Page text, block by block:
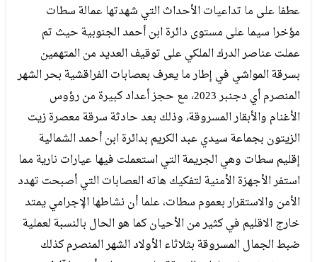
عطفا على ما تداعيات الأحداث التي شهدتها عمالة سطات
مؤخرا سيما على مستوى دائرة ابن أحمد الجنوبية حيث تم
عملت عناصر الدرك الملكي على توقيف العديد من المتهمين
بسرقة المواشي في إطار ما يعرف بعصابات الفراقشية بحر الشهر
المنصرم أي دجنبر 2023، مع حجز أعداد كبيرة من رؤوس
الأغنام والأبقار المسروقة، وذلك بعد حادثة سرقة معصرة زيت
الزيتون بجماعة سيدي عبد الكريم بدائرة ابن أحمد الشمالية
إقليم سطات وهي الجريمة التي استعملت فيها عيارات نارية مما
استفر الأجهزة الأمنية لتفكيك هاته العصابات التي أصبحت تهدد
الأمن والاستقرار بعموم سطات، علما أن نشاطها الإجرامي يمتد
خارج الاقليم في كثير من الأحيان كما هو الحال بالنسبة لعملية
ضبط الجمال المسروقة بثلاثاء الأولاد الشهر المنصرم كذلك